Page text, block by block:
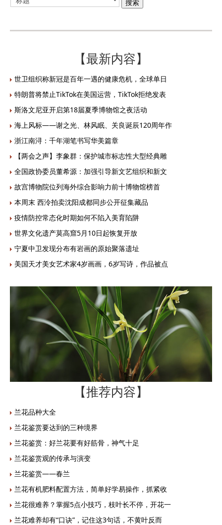
【最新内容】
世卫组织称新冠是百年一遇的健康危机，全球单日
特朗普将禁止TikTok在美国运营，TikTok拒绝发表
斯洛文尼亚开启第18届夏季博物馆之夜活动
海上风标——谢之光、林风眠、关良诞辰120周年作
浙江南浔：千年湖笔书写华美篇章
【两会之声】李象群：保护城市标志性大型经典雕
全国政协委员董希源：加强引导新文艺组织和新文
故宫博物院位列海外综合影响力前十博物馆榜首
本周末 西泠拍卖沈阳成都同步公开征集藏品
疫情防控常态化时期如何不陷入美育陷阱
世界文化遗产莫高窟5月10日起恢复开放
宁夏中卫发现分布有岩画的原始聚落遗址
美国天才美女艺术家4岁画画，6岁写诗，作品被点
【推荐内容】
兰花品种大全
兰花鉴赏要达到的三种境界
兰花鉴赏：好兰花要有好筋骨，神气十足
兰花鉴赏观的传承与演变
兰花鉴赏——春兰
兰花有机肥料配置方法，简单好学易操作，抓紧收
兰花很难养？掌握5点小技巧，枝叶长不停，开花一
兰花难养却有“口诀”，记住这3句话，不黄叶反而